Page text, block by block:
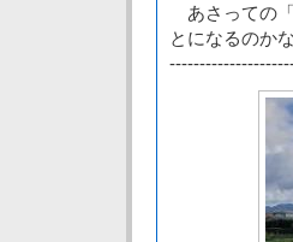
あさっての
とになるのかな